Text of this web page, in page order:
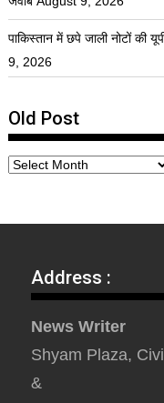
पाकिस्तान में छपे जाली नोटों की
9, 2026
Old Post
Address :
News Writer
Shyam Plaza,
&